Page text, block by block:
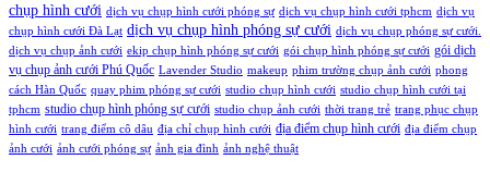
chụp hình cưới dịch vụ chụp hình cưới phóng sự dịch vụ chụp hình cưới tphcm dịch vụ
chụp hình cưới Đà Lạt dịch vụ chụp hình phóng sự cưới dịch vụ chụp phóng sự cưới.
dịch vụ chụp ảnh cưới ekip chụp hình phóng sự cưới gói chụp hình phóng sự cưới gói dịch
vụ chụp ảnh cưới Phú Quốc Lavender Studio makeup phim trường chụp ảnh cưới phong
cách Hàn Quốc quay phim phóng sự cưới studio chụp hình cưới studio chụp hình cưới tại
tphcm studio chụp hình phóng sự cưới studio chụp ảnh cưới thời trang trẻ trang phục chụp
hình cưới trang điểm cô dâu địa chỉ chụp hình cưới địa điểm chụp hình cưới địa điểm chụp
ảnh cưới ảnh cưới phóng sự ảnh gia đình ảnh nghệ thuật